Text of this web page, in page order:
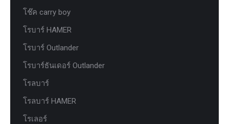
โช๊ค carry boy
โรบาร์ HAMER
โรบาร์ Outlander
โรบาร์ธันเดอร์ Outlander
โรลบาร์
โรลบาร์ HAMER
โรเลอร์